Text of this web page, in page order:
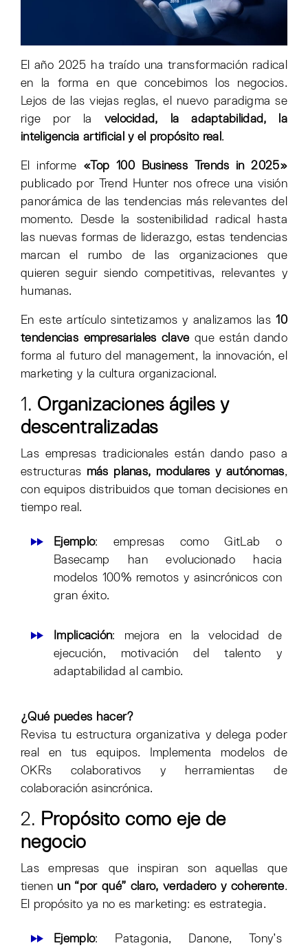
El año 2025 ha traído una transformación radical
en la forma en que concebimos los negocios.
Lejos de las viejas reglas, el nuevo paradigma se
rige por la velocidad, la adaptabilidad, la
inteligencia artificial y el propósito real .
El informe «Top 100 Business Trends in 2025»
publicado por Trend Hunter nos ofrece una visión
panorámica de las tendencias más relevantes del
momento. Desde la sostenibilidad radical hasta
las nuevas formas de liderazgo, estas tendencias
marcan el rumbo de las organizaciones que
quieren seguir siendo competitivas, relevantes y
humanas.
En este artículo sintetizamos y analizamos las10
tendencias empresariales claveque están dando
forma al futuro del management, la innovación, el
marketing y la cultura organizacional.
1. Organizaciones ágiles y
descentralizadas
Las empresas tradicionales están dando paso a
estructuras más planas, modulares y autónomas,
con equipos distribuidos que toman decisiones en
tiempo real.
Ejemplo: empresas como GitLab o
Basecamp han evolucionado hacia
modelos 100% remotos y asincrónicos con
gran éxito.
Implicación: mejora en la velocidad de
ejecución, motivación del talento y
adaptabilidad al cambio.
¿Qué puedes hacer?
Revisa tu estructura organizativa y delega poder
real en tus equipos. Implementa modelos de
OKRs colaborativos y herramientas de
colaboración asincrónica.
2. Propósito como eje de
negocio
Las empresas que inspiran son aquellas que
tienenun “por qué” claro, verdadero y coherente.
El propósito ya no es marketing: es estrategia.
Ejemplo: Patagonia, Danone, Tony’s